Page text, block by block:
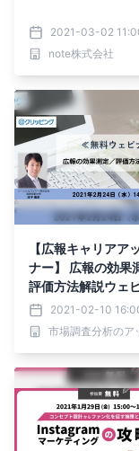
2021-03-02
note株式会社
【広報キャリアア
ナー】 広報の効果
評価方法解説ウェ
月24日（水）開催
2021-02-10